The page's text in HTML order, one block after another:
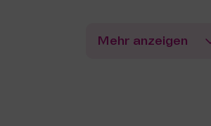
Mehr anzeigen